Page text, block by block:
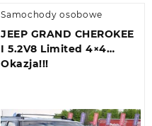
Samochody osobowe
JEEP GRAND CHEROKEE
I 5.2V8 Limited 4×4
Okazja!!!